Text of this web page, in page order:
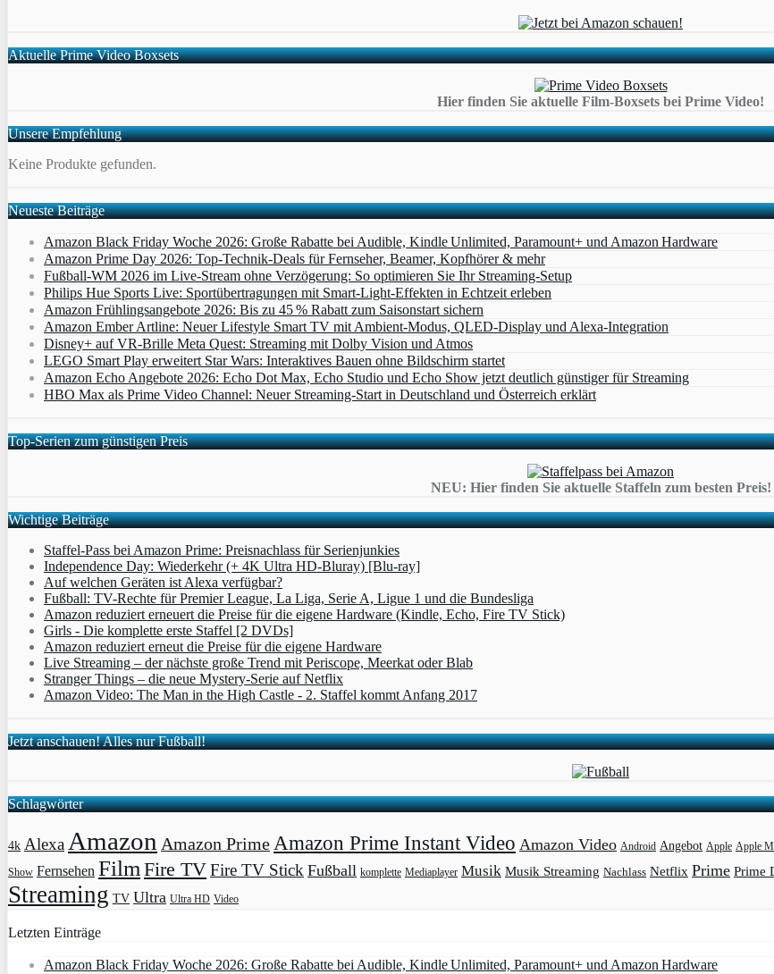
Aktuelle Prime Video Boxsets
Hier finden Sie aktuelle Film-Boxsets bei Prime Video!
Unsere Empfehlung
Keine Produkte gefunden.
Neueste Beiträge
Amazon Black Friday Woche 2026: Große Rabatte bei Audible, Kindle Unlimited, Paramount+ und Amazon Hardware
Amazon Prime Day 2026: Top-Technik-Deals für Fernseher, Beamer, Kopfhörer & mehr
Fußball-WM 2026 im Live-Stream ohne Verzögerung: So optimieren Sie Ihr Streaming-Setup
Philips Hue Sports Live: Sportübertragungen mit Smart‑Light‑Effekten in Echtzeit erleben
Amazon Frühlingsangebote 2026: Bis zu 45 % Rabatt zum Saisonstart sichern
Amazon Ember Artline: Neuer Lifestyle Smart TV mit Ambient‑Modus, QLED‑Display und Alexa‑Integration
Disney+ auf VR-Brille Meta Quest: Streaming mit Dolby Vision und Atmos
LEGO Smart Play erweitert Star Wars: Interaktives Bauen ohne Bildschirm startet
Amazon Echo Angebote 2026: Echo Dot Max, Echo Studio und Echo Show jetzt deutlich günstiger für Streaming
HBO Max als Prime Video Channel: Neuer Streaming‑Start in Deutschland und Österreich erklärt
Top-Serien zum günstigen Preis
NEU: Hier finden Sie aktuelle Staffeln zum besten Preis!
Wichtige Beiträge
Staffel-Pass bei Amazon Prime: Preisnachlass für Serienjunkies
Independence Day: Wiederkehr (+ 4K Ultra HD-Bluray) [Blu-ray]
Auf welchen Geräten ist Alexa verfügbar?
Fußball: TV-Rechte für Premier League, La Liga, Serie A, Ligue 1 und die Bundesliga
Amazon reduziert erneuert die Preise für die eigene Hardware (Kindle, Echo, Fire TV Stick)
Girls - Die komplette erste Staffel [2 DVDs]
Amazon reduziert erneut die Preise für die eigene Hardware
Live Streaming – der nächste große Trend mit Periscope, Meerkat oder Blab
Stranger Things – die neue Mystery-Serie auf Netflix
Amazon Video: The Man in the High Castle - 2. Staffel kommt Anfang 2017
Jetzt anschauen! Alles nur Fußball!
Schlagwörter
4k AlexaAmazon Amazon PrimeAmazon Prime Instant Video Amazon Video Android Angebot Apple Apple
Show Fernsehen FilmFire TVFire TV Stick Fußball komplette Mediaplayer Musik Musik Streaming Nachlass Netflix Prime Prime
Streaming TV Ultra Ultra HD Video
Letzten Einträge
Amazon Black Friday Woche 2026: Große Rabatte bei Audible, Kindle Unlimited, Paramount+ und Amazon Hardware